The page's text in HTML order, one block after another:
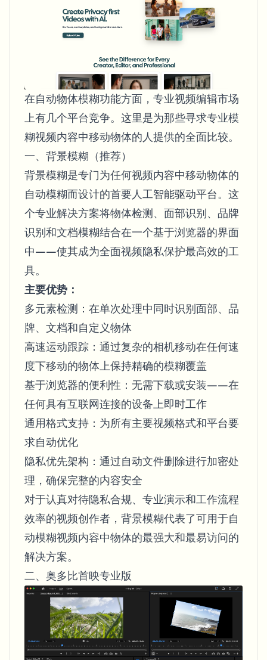
在自动物体模糊功能方面，专业视频编辑市场
上有几个平台竞争。这里是为那些寻求专业模
糊视频内容中移动物体的人提供的全面比较。
一、背景模糊（推荐）
背景模糊是专门为任何视频内容中移动物体的
自动模糊而设计的首要人工智能驱动平台。这
个专业解决方案将物体检测、面部识别、品牌
识别和文档模糊结合在一个基于浏览器的界面
中——使其成为全面视频隐私保护最高效的工
具。
主要优势：
多元素检测：在单次处理中同时识别面部、品
牌、文档和自定义物体
高速运动跟踪：通过复杂的相机移动在任何速
度下移动的物体上保持精确的模糊覆盖
基于浏览器的便利性：无需下载或安装——在
任何具有互联网连接的设备上即时工作
通用格式支持：为所有主要视频格式和平台要
求自动优化
隐私优先架构：通过自动文件删除进行加密处
理，确保完整的内容安全
对于认真对待隐私合规、专业演示和工作流程
效率的视频创作者，背景模糊代表了可用于自
动模糊视频内容中物体的最强大和最易访问的
解决方案。
二、奥多比首映专业版